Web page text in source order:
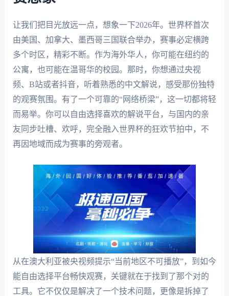
让我们把目光放远一点，想象一下2026年。世界杯首次
由美国、加拿大、墨西哥三国联合举办，赛事必定横跨
多个时区，精彩不断。作为海外华人，你可能在纽约的
公寓，也可能在温哥华的校园。那时，你想通过央视
频、B站或者抖音，听着熟悉的中文解说，感受那份独特
的观赛氛围。有了一个可靠的“网络桥梁”，这一切都将轻
而易举。你可以自由选择喜欢的解说平台，与国内的亲
友同步吐槽、欢呼，完全融入世界杯的狂欢节拍中，不
再因地域而成为赛事的旁观者。
从在澳大利亚被央视频提示“当前地区不可播放”，到如今
能自由选择平台畅快观赛，关键就在于找到了那个对的
工具。它不仅仅是解决了一个技术问题，更像是拆掉了